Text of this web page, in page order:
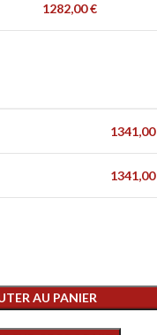
1282,00€
1341,00
1341,00
AU PANIER